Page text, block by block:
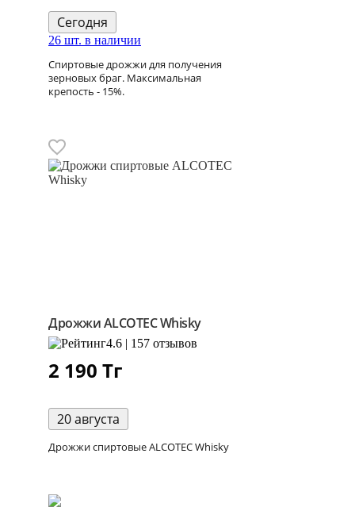
Сегодня
26 шт. в наличии
Спиртовые дрожжи для получения
зерновых браг. Максимальная
крепость - 15%.
Дрожжи ALCOTEC Whisky
4.6 | 157 отзывов
2 190 Тг
20 августа
Дрожжи спиртовые ALCOTEC Whisky